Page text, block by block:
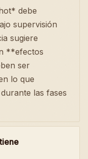
debe
supervisión
sugiere
**efectos
ser
lo que
las fases